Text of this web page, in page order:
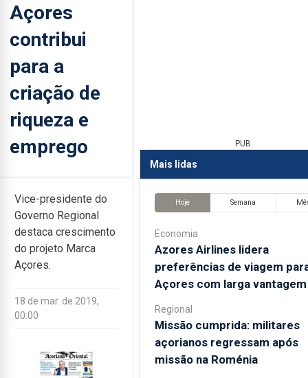
Açores
contribui
para a
criação de
riqueza e
emprego
Vice-presidente do
Governo Regional
destaca crescimento
do projeto Marca
Açores.
18 de mar. de 2019,
00:00
PUB
Mais lidas
Hoje Semana
Economia
Azores Airlines lidera
preferências de viagem
Açores com larga vantagem
Regional
Missão cumprida: militares
açorianos regressam após
missão na Roménia